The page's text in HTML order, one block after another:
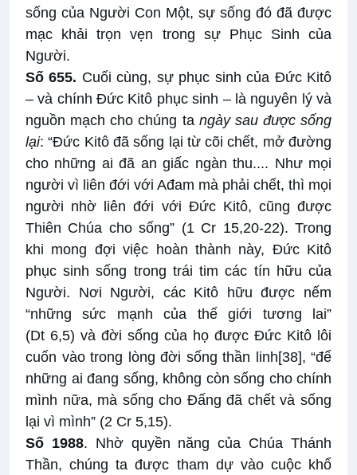
sống của Người Con Một, sự sống đó đã được
mạc khải trọn vẹn trong sự Phục Sinh của
Người.
Số 655. Cuối cùng, sự phục sinh của Đức Kitô
– và chính Đức Kitô phục sinh – là nguyên lý và
nguồn mạch cho chúng ta ngày sau được sống
lại: “Đức Kitô đã sống lại từ cõi chết, mở đường
cho những ai đã an giấc ngàn thu.... Như mọi
người vì liên đới với Ađam mà phải chết, thì mọi
người nhờ liên đới với Đức Kitô, cũng được
Thiên Chúa cho sống” (1 Cr 15,20-22). Trong
khi mong đợi việc hoàn thành này, Đức Kitô
phục sinh sống trong trái tim các tín hữu của
Người. Nơi Người, các Kitô hữu được nếm
“những sức mạnh của thế giới tương lai”
(Dt 6,5) và đời sống của họ được Đức Kitô lôi
cuốn vào trong lòng đời sống thần linh[38], “để
những ai đang sống, không còn sống cho chính
mình nữa, mà sống cho Đấng đã chết và sống
lại vì mình” (2 Cr 5,15).
Số 1988. Nhờ quyền năng của Chúa Thánh
Thần, chúng ta được tham dự vào cuộc khổ